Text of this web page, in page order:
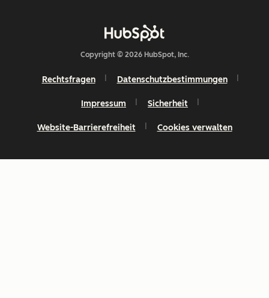
Copyright © 2026 HubSpot, Inc.
Rechtsfragen Datenschutzbestimmungen
Impressum Sicherheit
Website-Barrierefreiheit Cookies verwalten